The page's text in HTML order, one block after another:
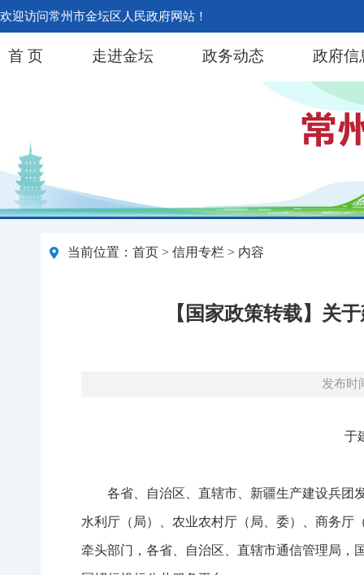
欢迎访问常州市金坛区人民政府网站！
首 页 走进金坛 政务动态 政府信
当前位置： 首页 > 信用专栏 > 内容
【国家政策转载】关
发布时
于
各省、自治区、直辖市、新疆生产建设兵团
水利厅（局）、农业农村厅（局、委）、商务厅
牵头部门，各省、自治区、直辖市通信管理局，